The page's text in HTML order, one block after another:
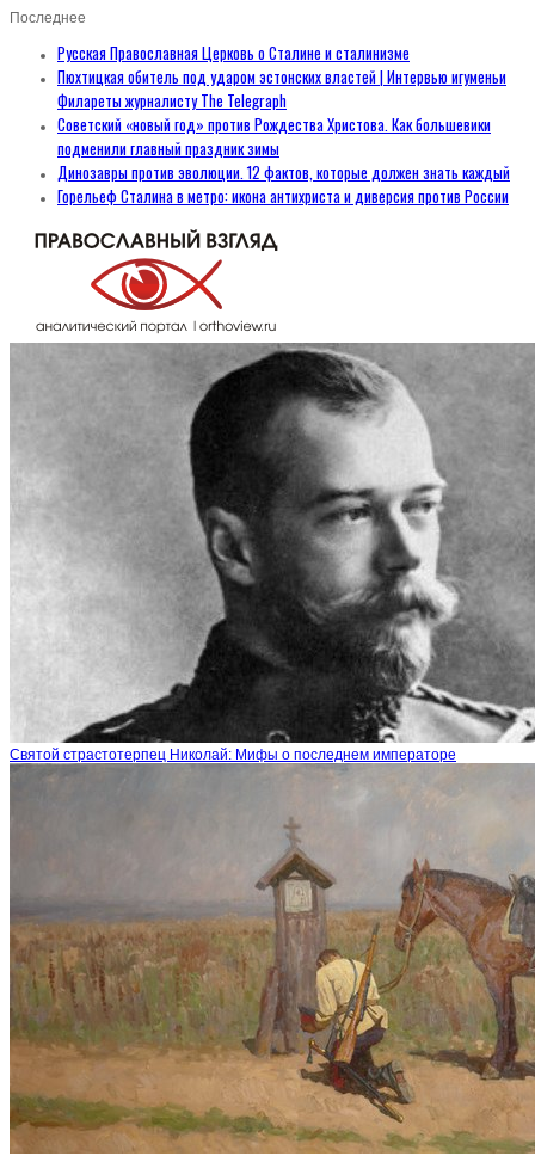
Последнее
Русская Православная Церковь о Сталине и сталинизме
Пюхтицкая обитель под ударом эстонских властей | Интервью игуменьи
Филареты журналисту The Telegraph
Советский «новый год» против Рождества Христова. Как большевики
подменили главный праздник зимы
Динозавры против эволюции. 12 фактов, которые должен знать каждый
Горельеф Сталина в метро: икона антихриста и диверсия против России
Святой страстотерпец Николай: Мифы о последнем императоре